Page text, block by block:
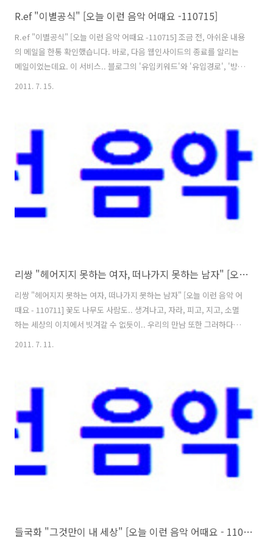
R.ef "이별공식" [오늘 이런 음악 어때요 -110715]
R.ef "이별공식" [오늘 이런 음악 어때요 -110715] 조금 전, 아쉬운 내용
의 메일을 한통 확인했습니다. 바로, 다음 웹인사이드의 종료를 알리는
메일이었는데요. 이 서비스.. 블로그의 '유입키워드'와 '유입경로', '방문
자의 이동 경로'와 같은 부분들을 블로거가 수시로 체크할 수 있게끔 상
상의 모든 것이 다 '생겨나고 소멸하는 과정'을 거치는 것이기는 하지만..
특히, 기업체가 제공하는 이런 서비스의 경우에는 이용자의 수가 줄어들
었다던지 수익 창출이 안된다던지 하는 경우에는, 미련을 두..
2011. 7. 15.
리쌍 "헤어지지 못하는 여자, 떠나가지 못하는 남자" [오늘 이런 음악 어때요 - 110711]
리쌍 "헤어지지 못하는 여자, 떠나가지 못하는 남자" [오늘 이런 음악 어
때요 - 110711] 꽃도 나무도 사람도.. 생겨나고, 자라, 피고, 지고, 소멸
하는 세상의 이치에서 빗겨갈 수 없듯이.. 우리의 만남 또한 그러하다는
관계가 영원히 지속될 것만 같지만.. 그러나 그 관계에도 대개는 유효기
간이란 것이 있어서, 종국에 가서는, 처음의 그 마음은 사그라들어가고
다만 정이 남아 그 자리를 채우게 되거나, 그마저도 없..
2011. 7. 11.
들국화 "그것만이 내 세상" [오늘 이런 음악 어때요 - 110710]